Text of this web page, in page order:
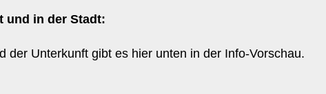
und in der Stadt:
der Unterkunft gibt es hier unten in der Info-Vorschau.